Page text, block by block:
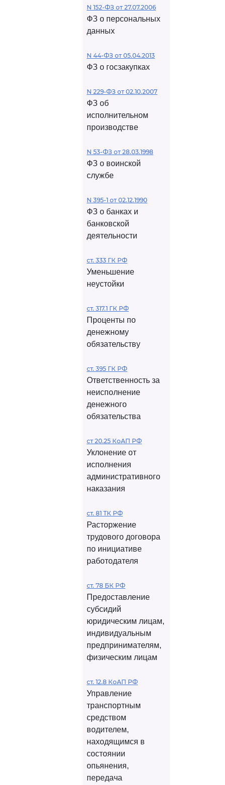
N 152-ФЗ от 27.07.2006
ФЗ о персональных
данных
N 44-ФЗ от 05.04.2013
ФЗ о госзакупках
N 229-ФЗ от 02.10.2007
ФЗ об
исполнительном
производстве
N 53-ФЗ от 28.03.1998
ФЗ о воинской
службе
N 395-1 от 02.12.1990
ФЗ о банках и
банковской
деятельности
ст. 333 ГК РФ
Уменьшение
неустойки
ст. 317.1 ГК РФ
Проценты по
денежному
обязательству
ст. 395 ГК РФ
Ответственность за
неисполнение
денежного
обязательства
ст 20.25 КоАП РФ
Уклонение от
исполнения
административного
наказания
ст. 81 ТК РФ
Расторжение
трудового договора
по инициативе
работодателя
ст. 78 БК РФ
Предоставление
субсидий
юридическим лицам,
индивидуальным
предпринимателям,
физическим лицам
ст. 12.8 КоАП РФ
Управление
транспортным
средством
водителем,
находящимся в
состоянии
опьянения,
передача